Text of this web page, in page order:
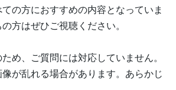
の方におすすめの内容となっていま
方はぜひご視聴ください。
め、ご質問には対応していません。
が乱れる場合があります。あらかじ